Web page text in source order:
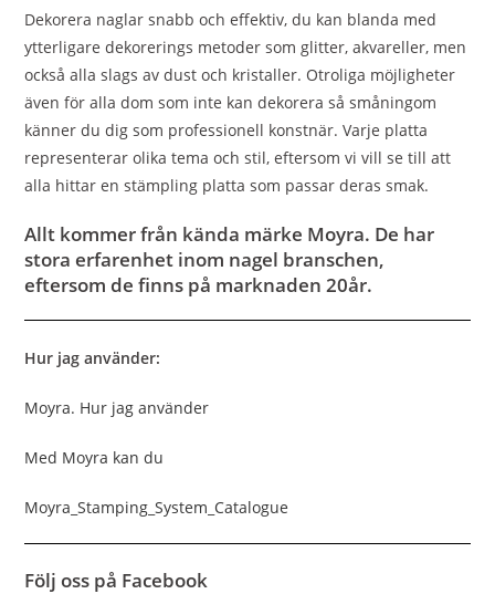
Dekorera naglar snabb och effektiv, du kan blanda med
ytterligare dekorerings metoder som glitter, akvareller, men
också alla slags av dust och kristaller. Otroliga möjligheter
även för alla dom som inte kan dekorera så småningom
känner du dig som professionell konstnär. Varje platta
representerar olika tema och stil, eftersom vi vill se till att
alla hittar en stämpling platta som passar deras smak.
Allt kommer från kända märke Moyra. De har
stora erfarenhet inom nagel branschen,
eftersom de finns på marknaden 20år.
Hur jag använder:
Moyra. Hur jag använder
Med Moyra kan du
Moyra_Stamping_System_Catalogue
Följ oss på Facebook